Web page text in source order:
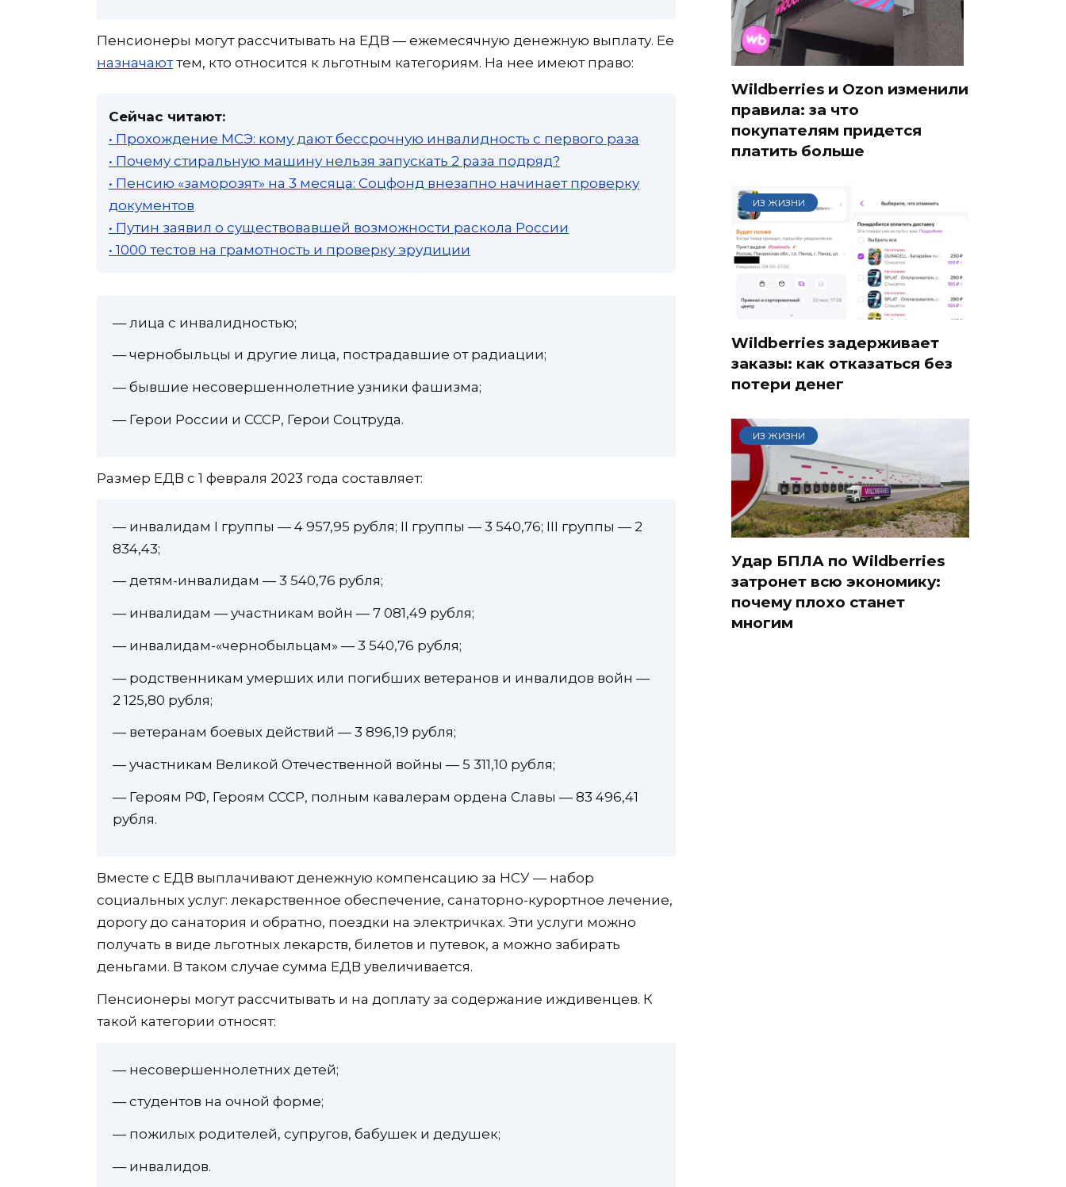
Пенсионеры могут рассчитывать на ЕДВ — ежемесячную денежную выплату. Ее
назначаюттем, кто относится к льготным категориям. На нее имеют право:
Сейчас читают:
• Прохождение МСЭ: кому дают бессрочную инвалидность с первого раза
• Почему стиральную машину нельзя запускать 2 раза подряд?
• Пенсию «заморозят» на 3 месяца: Соцфонд внезапно начинает проверку
документов
• Путин заявил о существовавшей возможности раскола России
• 1000 тестов на грамотность и проверку эрудиции
— лица с инвалидностью;
— чернобыльцы и другие лица, пострадавшие от радиации;
— бывшие несовершеннолетние узники фашизма;
— Герои России и СССР, Герои Соцтруда.
Размер ЕДВ с 1 февраля 2023 года составляет:
— инвалидам I группы — 4 957,95 рубля; II группы — 3 540,76; III группы — 2
834,43;
— детям-инвалидам — 3 540,76 рубля;
— инвалидам — участникам войн — 7 081,49 рубля;
— инвалидам-«чернобыльцам» — 3 540,76 рубля;
— родственникам умерших или погибших ветеранов и инвалидов войн —
2 125,80 рубля;
— ветеранам боевых действий — 3 896,19 рубля;
— участникам Великой Отечественной войны — 5 311,10 рубля;
— Героям РФ, Героям СССР, полным кавалерам ордена Славы — 83 496,41
рубля.
Вместе с ЕДВ выплачивают денежную компенсацию за НСУ — набор
социальных услуг: лекарственное обеспечение, санаторно-курортное лечение,
дорогу до санатория и обратно, поездки на электричках. Эти услуги можно
получать в виде льготных лекарств, билетов и путевок, а можно забирать
деньгами. В таком случае сумма ЕДВ увеличивается.
Пенсионеры могут рассчитывать и на доплату за содержание иждивенцев. К
такой категории относят:
— несовершеннолетних детей;
— студентов на очной форме;
— пожилых родителей, супругов, бабушек и дедушек;
— инвалидов.
Wildberries и Ozon изменили
правила: за что
покупателям придется
платить больше
ИЗ ЖИЗНИ
Wildberries задерживает
заказы: как отказаться без
потери денег
ИЗ ЖИЗНИ
Удар БПЛА по Wildberries
затронет всю экономику:
почему плохо станет
многим